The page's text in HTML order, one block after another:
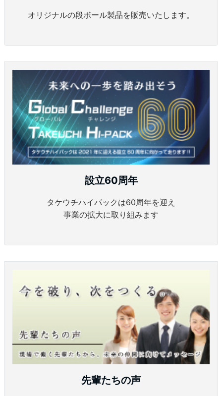
オリジナルの段ボール製品を販売いたします。
設立60周年
タケウチハイパックは60周年を迎え
事業の拡大に取り組みます
先輩たちの声